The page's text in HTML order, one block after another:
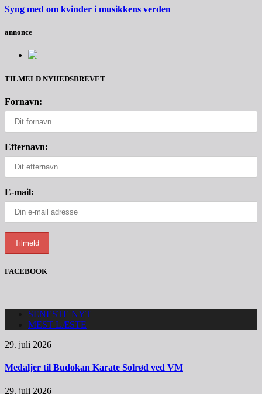
Syng med om kvinder i musikkens verden
annonce
TILMELD NYHEDSBREVET
Fornavn:
Efternavn:
E-mail:
FACEBOOK
SENESTE NYT
MEST LÆSTE
29. juli 2026
Medaljer til Budokan Karate Solrød ved VM
29. juli 2026